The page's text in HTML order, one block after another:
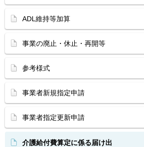
ADL維持等加算
事業の廃止・休止・再開等
参考様式
事業者新規指定申請
事業者指定更新申請
介護給付費算定に係る届け出